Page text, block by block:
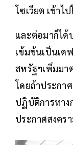
โซเวียต เข้าไ
และต่อมาก็ได้
เข้มข้นเป็นเด
สหรัฐฯเพิ่มมา
โดยถ้าประกา
ปฏิบัติการทาง
ประกาศสงคร